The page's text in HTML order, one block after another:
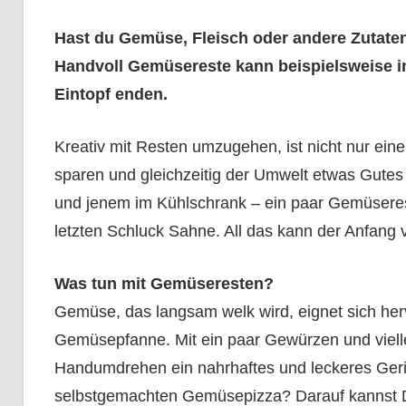
Hast du Gemüse, Fleisch oder andere
Handvoll Gemüsereste kann beispielsweise
Eintopf enden.
Kreativ mit Resten umzugehen, ist nicht nur
sparen und gleichzeitig der Umwelt etwas
und jenem im Kühlschrank – ein paar
letzten Schluck Sahne. All das kann der
Was tun mit Gemüseresten?
Gemüse, das langsam welk wird, eignet sich
Gemüsepfanne. Mit ein paar Gewürzen und
Handumdrehen ein nahrhaftes und leckeres
selbstgemachten Gemüsepizza? Darauf